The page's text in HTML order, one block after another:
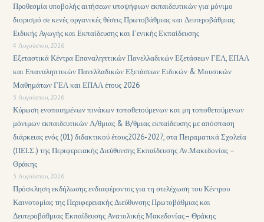
Προθεσμία υποβολής αιτήσεων υποψήφιων εκπαιδευτικών για μόνιμο
διορισμό σε κενές οργανικές θέσεις Πρωτοβάθμιας και Δευτεροβάθμιας
Ειδικής Αγωγής και Εκπαίδευσης και Γενικής Εκπαίδευσης
4 Αυγούστου, 2026
Εξεταστικά Κέντρα Επαναληπτικών Πανελλαδικών Εξετάσεων ΓΕΛ, ΕΠΑΛ
και Επαναληπτικών Πανελλαδικών Εξετάσεων Ειδικών & Μουσικών
Μαθημάτων ΓΕΛ και ΕΠΑΛ έτους 2026
3 Αυγούστου, 2026
Κύρωση ενοποιημένων πινάκων τοποθετούμενων και μη τοποθετούμενων
μόνιμων εκπαιδευτικών Α/θμιας & Β/θμιας εκπαίδευσης με απόσπαση
διάρκειας ενός (01) διδακτικού έτους2026-2027, στα Πειραματικά Σχολεία
(ΠΕΙ.Σ.) της Περιφερειακής Διεύθυνσης Εκπαίδευσης Αν.Μακεδονίας –
Θράκης
3 Αυγούστου, 2026
Πρόσκληση εκδήλωσης ενδιαφέροντος για τη στελέχωση του Κέντρου
Καινοτομίας της Περιφερειακής Διεύθυνσης Πρωτοβάθμιας και
Δευτεροβάθμιας Εκπαίδευσης Ανατολικής Μακεδονίας– Θράκης